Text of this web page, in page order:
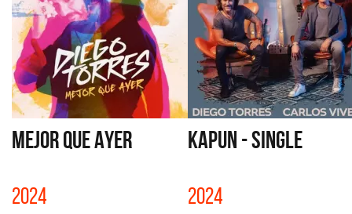
MEJOR QUE AYER
2024
KAPUN - SINGLE
2024